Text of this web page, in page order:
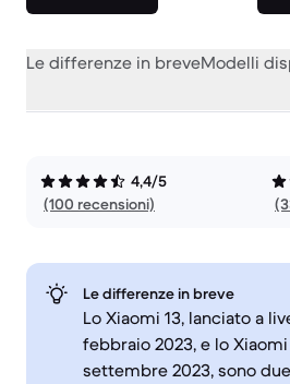
Le differenze in breveModelli
4,4/5
(100 recensioni)
Le differenze in breve
Lo Xiaomi 13, lanciato a
febbraio 2023, e lo
settembre 2023, sono